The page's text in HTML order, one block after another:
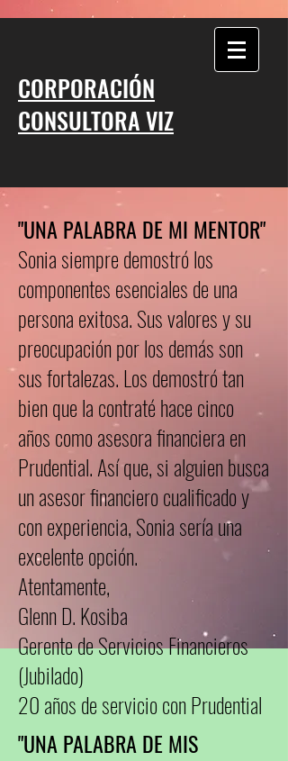
CORPORACIÓN
CONSULTORA VIZ
"UNA PALABRA DE MI MENTOR"
Sonia siempre demostró los
componentes esenciales de una
persona exitosa. Sus valores y su
preocupación por los demás son
sus fortalezas. Los demostró tan
bien que la contraté hace cinco
años como asesora financiera en
Prudential. Así que, si alguien busca
un asesor financiero cualificado y
con experiencia, Sonia sería una
excelente opción.
Atentamente,
Glenn D. Kosiba
Gerente de Servicios Financieros
(Jubilado)
20 años de servicio con Prudential
"UNA PALABRA DE MIS